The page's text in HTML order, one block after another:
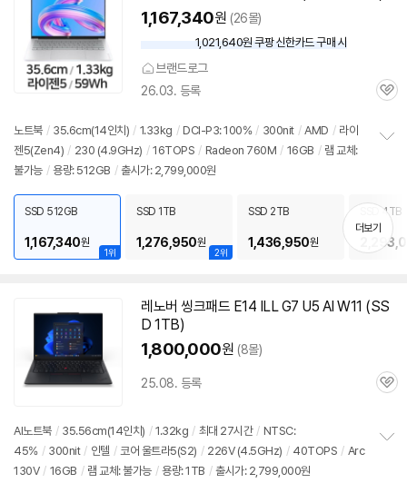
1,167,340원 (26몰)
우
할
인
1,021,640원 쿠팡 신한카드 구매 시
브랜드로그
26.03. 등록
관
노트북 / 35.6cm(14인치 ) / 1.33kg / DCI-P3: 100% / 300nit / AMD / 라이
젠5(Zen4) / 230 (4.9GHz) / 16TOPS / Radeon 760M / 16GB / 램 교체:
불가능 / 용량: 512GB / 출시가: 2,799,000원
치
기
1위
SSD 512GB
1,167,340원
2위
SSD 1TB
1,276,950원
SSD 2TB
1,436,950원
SSD 4TB
더보기
레노버 씽크패드 E14 ILL G7 U5 AI W11 (SS
D 1TB)
1,800,000원 (8몰)
25.08. 등록
관
AI노트북 / 35.56cm(14인치) / 1.32kg / 최대 27시간 / NTSC:
45% / 300nit / 인텔 / 코어 울트라5(S2) / 226V (4.5GHz) / 40TOPS / Arc
130V / 16GB / 램 교체: 불가능 / 용량: 1TB / 출시가: 2,799,000원